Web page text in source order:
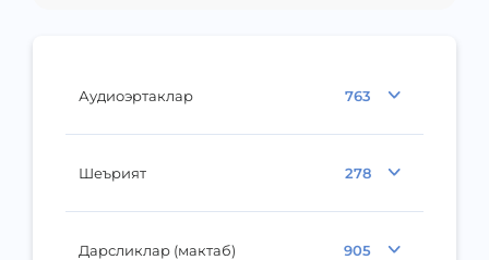
Аудиоэртаклар 763
Шеърият 278
Дарсликлар (мактаб) 905